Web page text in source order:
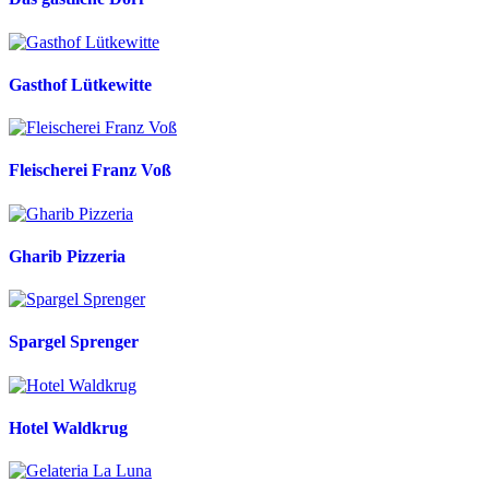
Gasthof Lütkewitte
Fleischerei Franz Voß
Gharib Pizzeria
Spargel Sprenger
Hotel Waldkrug